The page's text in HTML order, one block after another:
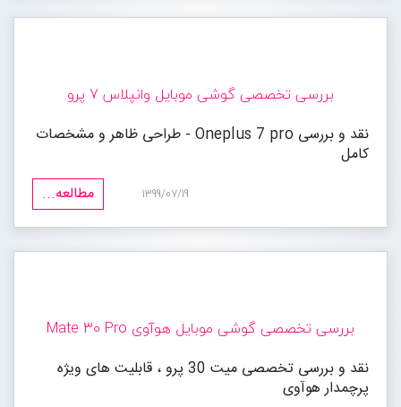
بررسی تخصصی گوشی موبایل وانپلاس 7 پرو
نقد و بررسی Oneplus 7 pro - طراحی ظاهر و مشخصات
کامل
مطالعه...
1399/07/19
بررسی تخصصی گوشی موبایل هوآوی Mate 30 Pro
نقد و بررسی تخصصی میت 30 پرو ، قابلیت های ویژه
پرچمدار هوآوی